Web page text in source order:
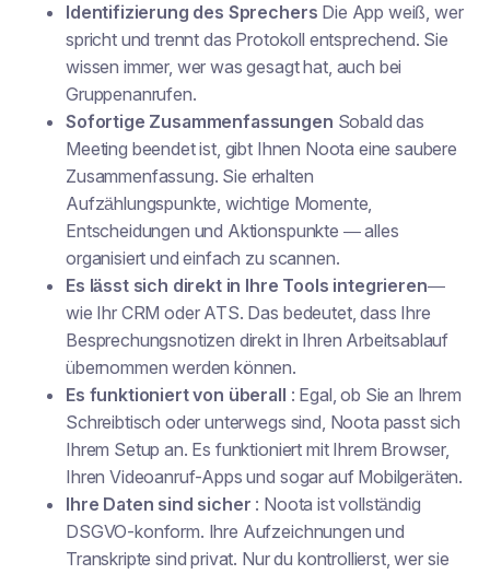
Identifizierung des Sprechers Die App weiß, wer
spricht und trennt das Protokoll entsprechend. Sie
wissen immer, wer was gesagt hat, auch bei
Gruppenanrufen.
Sofortige Zusammenfassungen Sobald das
Meeting beendet ist, gibt Ihnen Noota eine saubere
Zusammenfassung. Sie erhalten
Aufzählungspunkte, wichtige Momente,
Entscheidungen und Aktionspunkte — alles
organisiert und einfach zu scannen.
Es lässt sich direkt in Ihre Tools integrieren—
wie Ihr CRM oder ATS. Das bedeutet, dass Ihre
Besprechungsnotizen direkt in Ihren Arbeitsablauf
übernommen werden können.
Es funktioniert von überall : Egal, ob Sie an Ihrem
Schreibtisch oder unterwegs sind, Noota passt sich
Ihrem Setup an. Es funktioniert mit Ihrem Browser,
Ihren Videoanruf-Apps und sogar auf Mobilgeräten.
Ihre Daten sind sicher : Noota ist vollständig
DSGVO-konform. Ihre Aufzeichnungen und
Transkripte sind privat. Nur du kontrollierst, wer sie